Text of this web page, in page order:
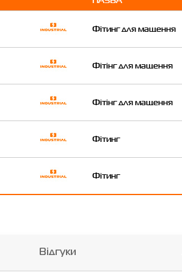
Фітинг для мащення
Фітінг для мащення
Фiтiнг для мащення
Фітинг
Фітинг
Відгуки